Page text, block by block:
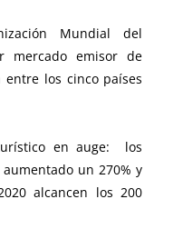
Mundial del
mercado emisor de
los cinco países
en auge: los
un 270% y
alcancen los 200